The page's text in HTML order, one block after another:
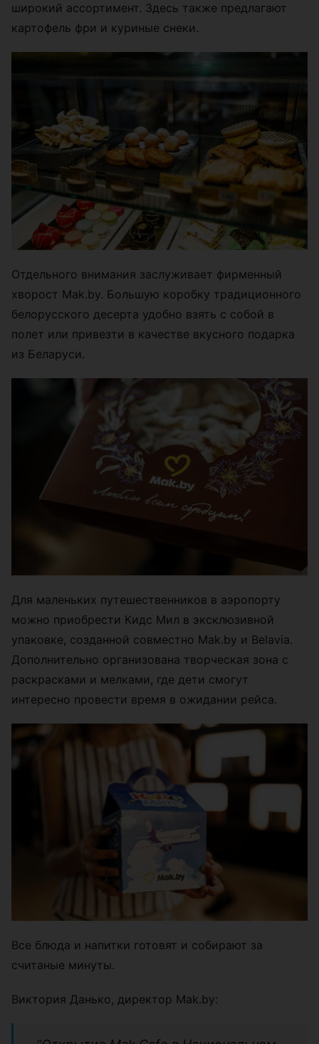
широкий ассортимент. Здесь также предлагают
картофель фри и куриные снеки.
Отдельного внимания заслуживает фирменный
хворост Mak.by. Большую коробку традиционного
белорусского десерта удобно взять с собой в
полет или привезти в качестве вкусного подарка
из Беларуси.
Для маленьких путешественников в аэропорту
можно приобрести Кидс Мил в эксклюзивной
упаковке, созданной совместно Mak.by и Belavia.
Дополнительно организована творческая зона с
раскрасками и мелками, где дети смогут
интересно провести время в ожидании рейса.
Все блюда и напитки готовят и собирают за
считаные минуты.
Виктория Данько, директор Mak.by: